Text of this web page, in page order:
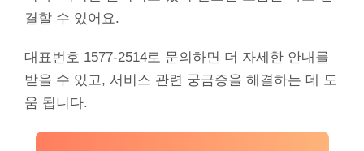
결할 수 있어요.
대표번호 1577-2514로 문의하면 더 자세한 안내를
받을 수 있고, 서비스 관련 궁금증을 해결하는 데 도
움 됩니다.